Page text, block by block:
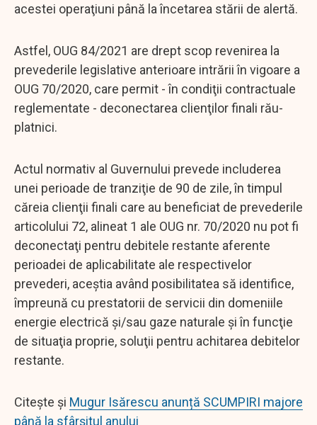
acestei operaţiuni până la încetarea stării de alertă.
Astfel, OUG 84/2021 are drept scop revenirea la
prevederile legislative anterioare intrării în vigoare a
OUG 70/2020, care permit - în condiţii contractuale
reglementate - deconectarea clienţilor finali rău-
platnici.
Actul normativ al Guvernului prevede includerea
unei perioade de tranziţie de 90 de zile, în timpul
căreia clienţii finali care au beneficiat de prevederile
articolului 72, alineat 1 ale OUG nr. 70/2020 nu pot fi
deconectaţi pentru debitele restante aferente
perioadei de aplicabilitate ale respectivelor
prevederi, aceştia având posibilitatea să identifice,
împreună cu prestatorii de servicii din domeniile
energie electrică şi/sau gaze naturale şi în funcţie
de situaţia proprie, soluţii pentru achitarea debitelor
restante.
Citește și Mugur Isărescu anunță SCUMPIRI majore
până la sfârșitul anului